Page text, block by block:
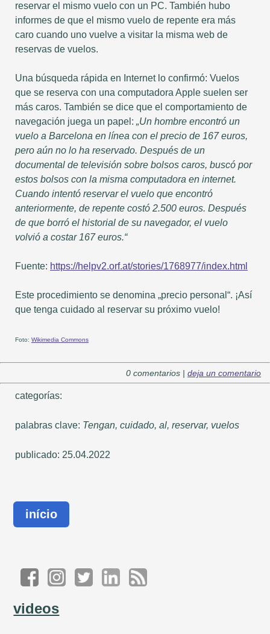
reservar el mismo vuelo con un PC. También hubo
informes de que el mismo vuelo de repente era más
caro cuando uno vuelve a visitar la misma web de
reservas de vuelos.
Una búsqueda rápida en Internet lo confirmó: Vuelos
que se reserva con una computadora Apple suelen ser
más caros. También se dice que el comportamiento de
navegación juega un papel: „Un hombre encontró un
vuelo a Barcelona en línea con el precio de 167 euros,
pero aún no lo ha reservado. Después de un
documental de televisión sobre bolsos caros, buscó por
estos bolsos con la misma computadora en internet.
Cuando intentó reservar el vuelo que encontró
anteriormente, de repente costó 2.500 euros. Después
de que borró el historial de su navegador, el vuelo
volvió a costar 167 euros.“
Fuente: https://helpv2.orf.at/stories/1768977/index.html
Este procedimiento se denomina „precio personal“. ¡Así
que tenga cuidado al reservar su próximo vuelo!
Foto: Wikimedia Commons
0 comentarios | deja un comentario
categorías:
palabras clave: Tengan, cuidado, al, reservar, vuelos
publicado: 25.04.2022
início
videos